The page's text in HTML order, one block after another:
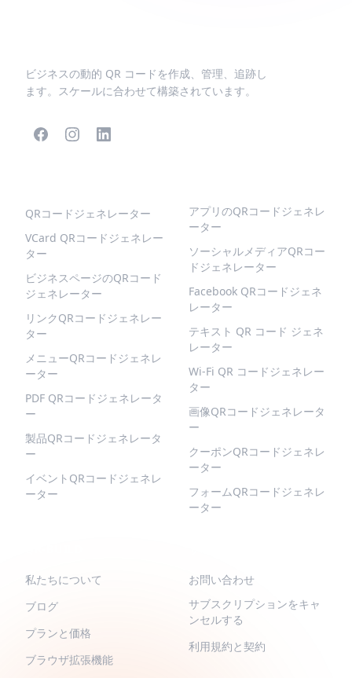
ビジネスの動的 QR コードを作成、管理、追跡し
ます。スケールに合わせて構築されています。
QRコードジェネレーター
VCard QRコードジェネレー
ター
ビジネスページのQRコード
ジェネレーター
リンクQRコードジェネレー
ター
メニューQRコードジェネレ
ーター
PDF QRコードジェネレータ
ー
製品QRコードジェネレータ
ー
イベントQRコードジェネレ
ーター
アプリのQRコードジェネレ
ーター
ソーシャルメディアQRコー
ドジェネレーター
Facebook QRコードジェネ
レーター
テキスト QR コード ジェネ
レーター
Wi-Fi QR コードジェネレー
ター
画像QRコードジェネレータ
ー
クーポンQRコードジェネレ
ーター
フォームQRコードジェネレ
ーター
私たちについて
ブログ
プランと価格
ブラウザ拡張機能
お問い合わせ
サブスクリプションをキャ
ンセルする
利用規約と契約